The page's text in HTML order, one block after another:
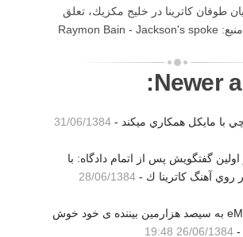
طوفان كاترينا در خليج مكزيك، تعلق
خواهد گرفت. منبع: Raymon Bain - Jackson's spoke
Newer
با مايكل همكاري ميكند - 31/06/1384
گفتگويش پس از اتمام دادگاه: با
آهنگ كاترينا ك - 28/06/1384
eMJey.com به سیصد هزارمین بیننده ی خود خوش
-
26/06/1384 19:48